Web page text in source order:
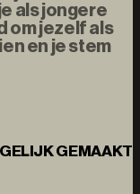
als jongere
om jezelf als
en je stem
GEMAAKT